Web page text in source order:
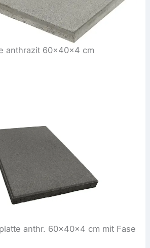
anthrazit 60x40x4 cm
anthr. 60x40x4 cm mit Fase